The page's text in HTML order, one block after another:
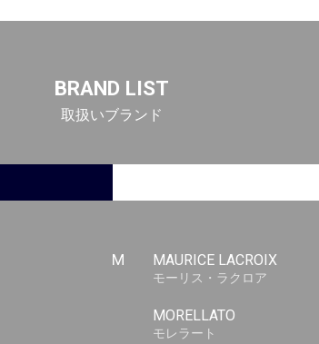
BRAND LIST
取扱いブランド
M MAURICE LACROIX
モーリス・ラクロア
MORELLATO
モレラート